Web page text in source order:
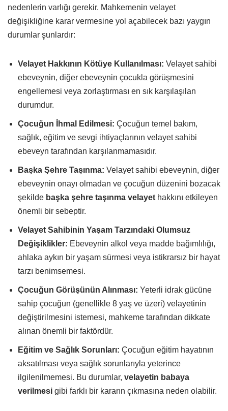
nedenlerin varlığı gerekir. Mahkemenin velayet
değişikliğine karar vermesine yol açabilecek bazı yaygın
durumlar şunlardır:
Velayet Hakkının Kötüye Kullanılması: Velayet sahibi
ebeveynin, diğer ebeveynin çocukla görüşmesini
engellemesi veya zorlaştırması en sık karşılaşılan
durumdur.
Çocuğun İhmal Edilmesi: Çocuğun temel bakım,
sağlık, eğitim ve sevgi ihtiyaçlarının velayet sahibi
ebeveyn tarafından karşılanmamasıdır.
Başka Şehre Taşınma: Velayet sahibi ebeveynin, diğer
ebeveynin onayı olmadan ve çocuğun düzenini bozacak
şekilde başka şehre taşınma velayet hakkını etkileyen
önemli bir sebeptir.
Velayet Sahibinin Yaşam Tarzındaki Olumsuz
Değişiklikler: Ebeveynin alkol veya madde bağımlılığı,
ahlaka aykırı bir yaşam sürmesi veya istikrarsız bir hayat
tarzı benimsemesi.
Çocuğun Görüşünün Alınması: Yeterli idrak gücüne
sahip çocuğun (genellikle 8 yaş ve üzeri) velayetinin
değiştirilmesini istemesi, mahkeme tarafından dikkate
alınan önemli bir faktördür.
Eğitim ve Sağlık Sorunları: Çocuğun eğitim hayatının
aksatılması veya sağlık sorunlarıyla yeterince
ilgilenilmemesi. Bu durumlar, velayetin babaya
verilmesi gibi farklı bir kararın çıkmasına neden olabilir.